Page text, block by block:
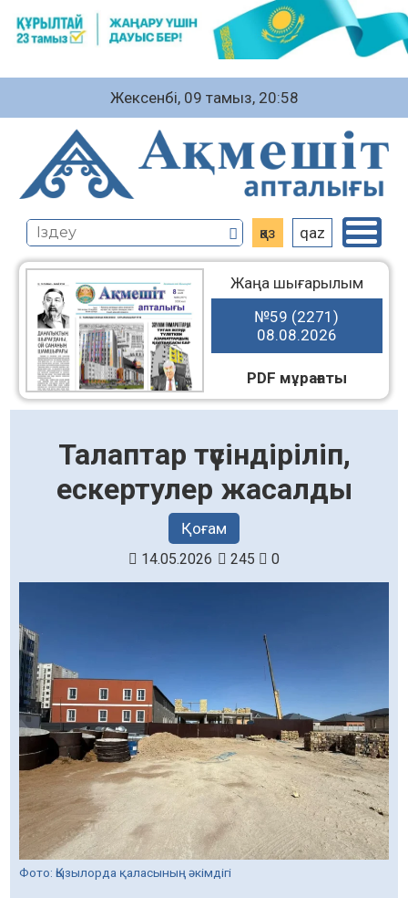
Жексенбі, 09 тамыз, 20:58
қаз qaz
Жаңа шығарылым
№59 (2271)
08.08.2026
PDF мұрағаты
Талаптар түсіндіріліп,
ескертулер жасалды
Қоғам
14.05.2026 245 0
Фото: Қызылорда қаласының әкімдігі